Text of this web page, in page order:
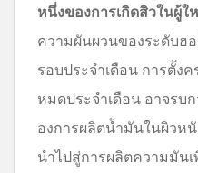
หนึ่งของการเกิดสิวในผู้
ความผันผวนของระดับฮ
รอบประจำเดือน การตั้ง
หมดประจำเดือน อาจรบ
องการผลิตน้ำมันในผิวห
นำไปสู่การผลิตความมัน